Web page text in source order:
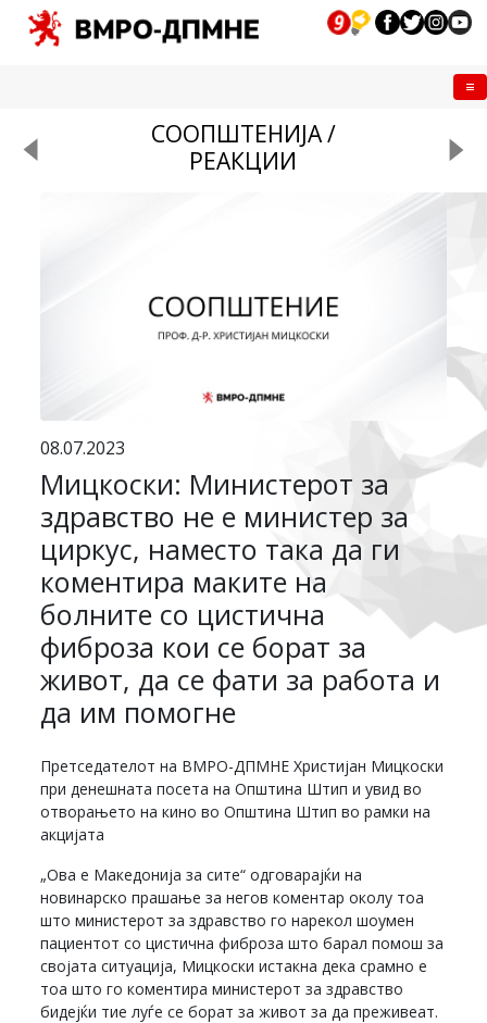
СООПШТЕНИЈА /
РЕАКЦИИ
08.07.2023
Мицкоски: Министерот за
здравство не е министер за
циркус, наместо така да ги
коментира маките на
болните со цистична
фиброза кои се борат за
живот, да се фати за работа и
да им помогне
Претседателот на ВМРО-ДПМНЕ Христијан Мицкоски
при денешната посета на Општина Штип и увид во
отворањето на кино во Општина Штип во рамки на
акцијата
„Ова е Македонија за сите“ одговарајќи на
новинарско прашање за негов коментар околу тоа
што министерот за здравство го нарекол шоумен
пациентот со цистична фиброза што барал помош за
својата ситуација, Мицкоски истакна дека срамно е
тоа што го коментира министерот за здравство
бидејќи тие луѓе се борат за живот за да преживеат.